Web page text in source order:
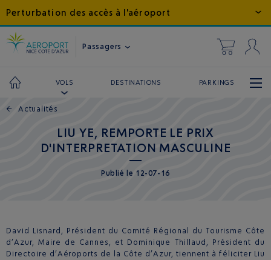
Perturbation des accès à l'aéroport
Passagers
VOLS DESTINATIONS PARKINGS
← Actualités
LIU YE, REMPORTE LE PRIX
D'INTERPRETATION MASCULINE
Publié le 12-07-16
David Lisnard, Président du Comité Régional du Tourisme Côte
d’Azur, Maire de Cannes, et Dominique Thillaud, Président du
Directoire d’Aéroports de la Côte d’Azur, tiennent à féliciter Liu